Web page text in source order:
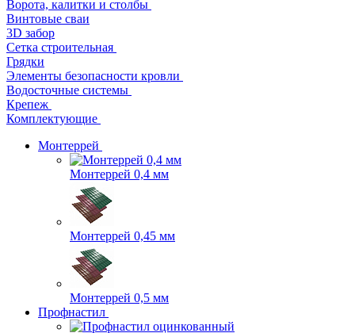
Ворота, калитки и столбы
Винтовые сваи
3D забор
Сетка строительная
Грядки
Элементы безопасности кровли
Водосточные системы
Крепеж
Комплектующие
Монтеррей
Монтеррей 0,4 мм
Монтеррей 0,45 мм
Монтеррей 0,5 мм
Профнастил